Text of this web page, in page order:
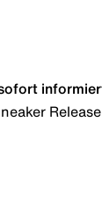
Release